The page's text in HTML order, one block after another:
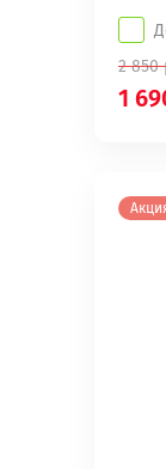
2 850
1